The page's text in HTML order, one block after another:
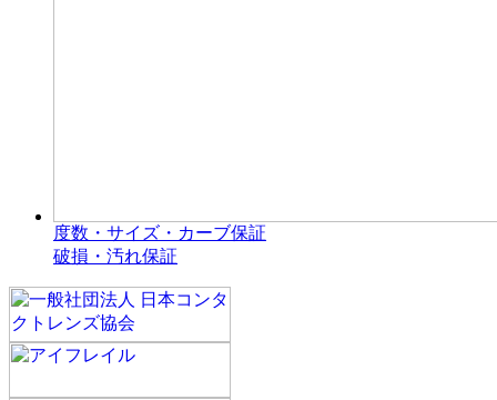
度数・サイズ・カーブ保証
破損・汚れ保証